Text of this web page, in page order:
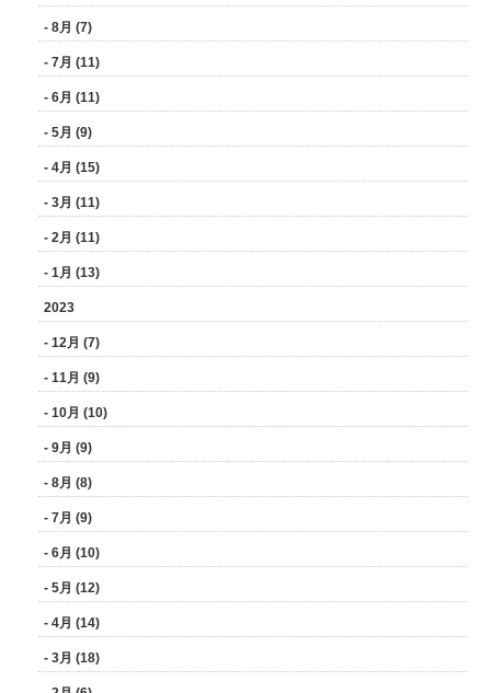
- 8月 (7)
- 7月 (11)
- 6月 (11)
- 5月 (9)
- 4月 (15)
- 3月 (11)
- 2月 (11)
- 1月 (13)
2023
- 12月 (7)
- 11月 (9)
- 10月 (10)
- 9月 (9)
- 8月 (8)
- 7月 (9)
- 6月 (10)
- 5月 (12)
- 4月 (14)
- 3月 (18)